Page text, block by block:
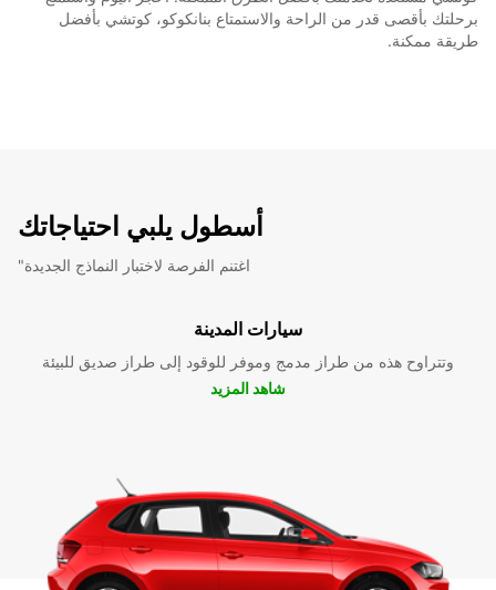
برحلتك بأقصى قدر من الراحة والاستمتاع بنانكوكو، كوتشي بأفضل
طريقة ممكنة.
أسطول يلبي احتياجاتك
"اغتنم الفرصة لاختبار النماذج الجديدة
سيارات المدينة
وتتراوح هذه من طراز مدمج وموفر للوقود إلى طراز صديق للبيئة
شاهد المزيد